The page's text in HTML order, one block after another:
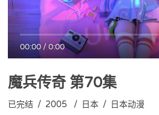
00:00/0:00
魔兵传奇 第70集
已完结 / 2005 / 日本 / 日本动漫